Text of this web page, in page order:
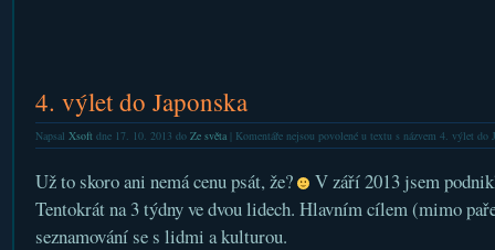
4. výlet do Japonska
Napsal Xsoftdne 17. 10. 2013 do Ze světa| Komentáře nejsou povolenéu textu s názvem 4. výlet do
Už to skoro ani nemá cenu psát, že?
V září 2013 jsem
Tentokrát na 3 týdny ve dvou lidech. Hlavním cílem (mimo
seznamování se s lidmi a kulturou.